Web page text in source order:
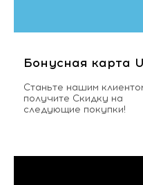
Бонусная карта
Станьте нашим
получите Скидку на
следующие покупки!